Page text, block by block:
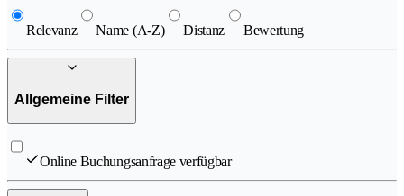
Relevanz Name (A-Z) Distanz Bewertung
Allgemeine Filter
Online Buchungsanfrage verfügbar